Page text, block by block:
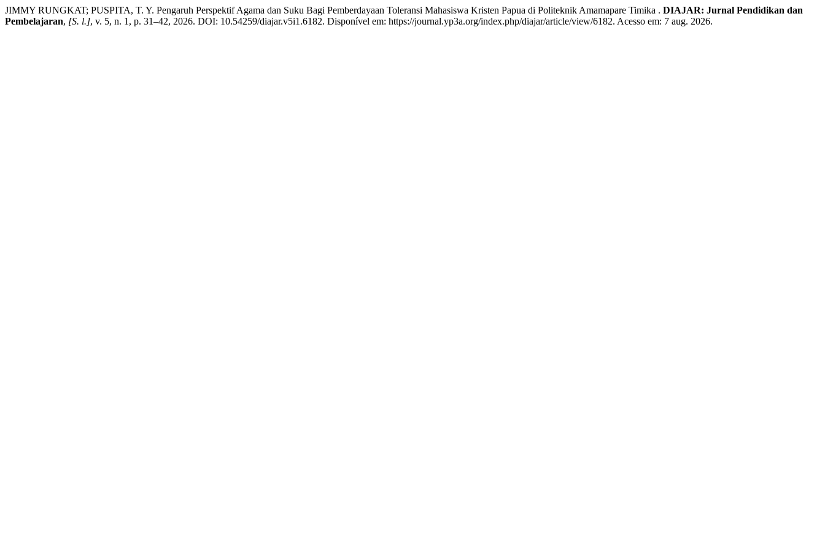
JIMMY RUNGKAT; PUSPITA, T. Y. Pengaruh Perspektif Agama dan Suku Bagi Pemberdayaan Toleransi Mahasiswa Kristen Papua di Politeknik Amamapare Timika . DIAJAR: Jurnal Pendidikan dan
Pembelajaran, [S. l.], v. 5, n. 1, p. 31–42, 2026. DOI: 10.54259/diajar.v5i1.6182. Disponível em: https://journal.yp3a.org/index.php/diajar/article/view/6182. Acesso em: 7 aug. 2026.